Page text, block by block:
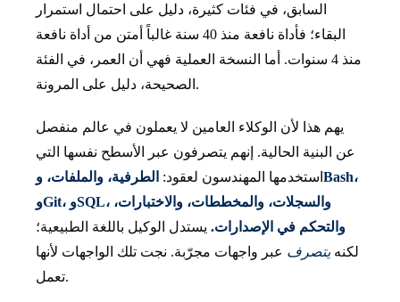
السابق، في فئات كثيرة، دليل على احتمال استمرار
البقاء؛ فأداة نافعة منذ 40 سنة غالباً أمتن من أداة نافعة
منذ 4 سنوات. أما النسخة العملية فهي أن العمر، في الفئة
الصحيحة، دليل على المرونة.
يهم هذا لأن الوكلاء العامين لا يعملون في عالم منفصل
عن البنية الحالية. إنهم يتصرفون عبر الأسطح نفسها التي
استخدمها المهندسون لعقود: الطرفية، والملفات، وBash،
وGit، وSQL، والسجلات، والمخططات، والاختبارات،
والتحكم في الإصدارات. يستدل الوكيل باللغة الطبيعية؛
لكنهيتصرف عبر واجهات مجرّبة. نجت تلك الواجهات لأنها
تعمل.